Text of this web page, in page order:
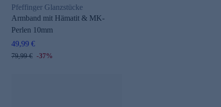
Pfeffinger Glanzstücke
Armband mit Hämatit & MK-
Perlen 10mm
49,99 €
79,99 € -37%